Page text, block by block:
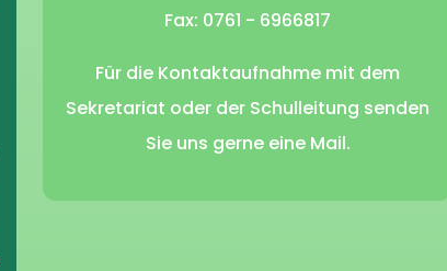
Fax: 0761 - 6966817
Für die Kontaktaufnahme mit dem
Sekretariat oder der Schulleitung senden
Sie uns gerne eine Mail.